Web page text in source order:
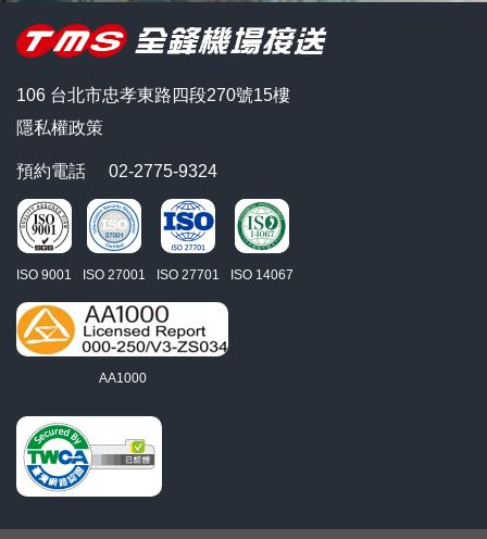
106 台北市忠孝東路四段270號15樓
隱私權政策
預約電話 02-2775-9324
ISO 9001 ISO 27001 ISO 27701 ISO 14067
AA1000